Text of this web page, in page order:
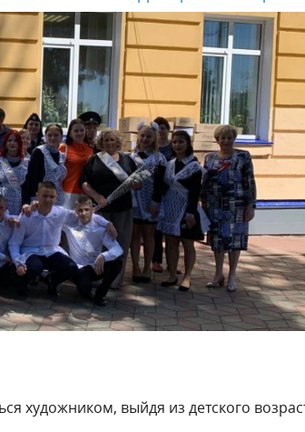
художником, выйдя из детского